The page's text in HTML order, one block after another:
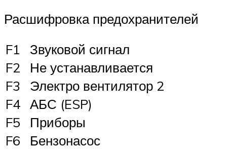
Расшифровка предохранителей
F1
Звуковой сигнал
F2
Не устанавливается
F3
Электро вентилятор 2
F4 АБС (ESP)
F5
Приборы
F6
Бензонасос